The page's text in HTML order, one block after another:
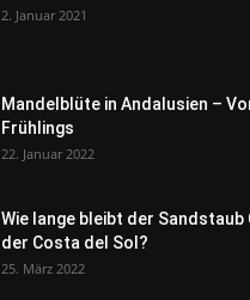
2. Januar 2021
Mandelblüte in Andalusien –
Frühlings
22. Januar 2022
Wie lange bleibt der Sandstaub
der Costa del Sol?
25. März 2022